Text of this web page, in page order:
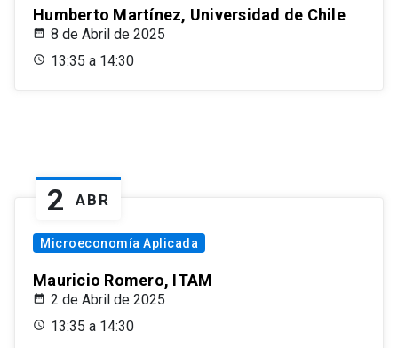
Humberto Martínez, Universidad de Chile
8 de Abril de 2025
13:35 a 14:30
2 ABR
Microeconomía Aplicada
Mauricio Romero, ITAM
2 de Abril de 2025
13:35 a 14:30